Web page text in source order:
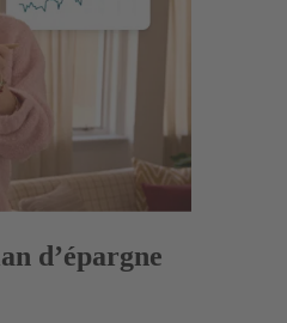
d’épargne